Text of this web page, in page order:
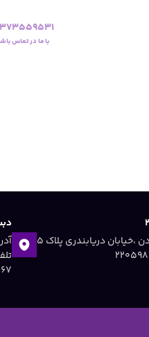
با ما در تماس
آدرس: جردن ،خیابان دریابندری پلاک 5